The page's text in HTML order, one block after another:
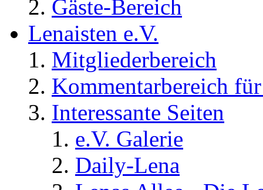
Gäste-Bereich
Lenaisten e.V.
Mitgliederbereich
Kommentarbereich
Interessante Seiten
e.V. Galerie
Daily-Lena